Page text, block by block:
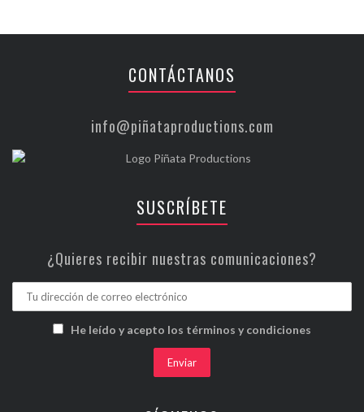
CONTÁCTANOS
info@piñataproductions.com
SUSCRÍBETE
¿Quieres recibir nuestras comunicaciones?
He leído y acepto los términos y condiciones